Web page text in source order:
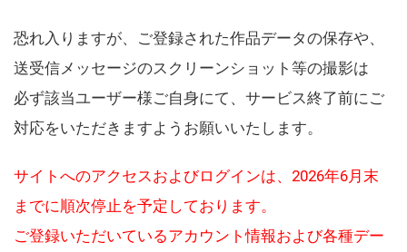
恐れ入りますが、ご登録された作品データの保存や、
送受信メッセージのスクリーンショット等の撮影は
必ず該当ユーザー様ご自身にて、サービス終了前にご
対応をいただきますようお願いいたします。
サイトへのアクセスおよびログインは、2026年6月末
までに順次停止を予定しております。
ご登録いただいているアカウント情報および各種デー